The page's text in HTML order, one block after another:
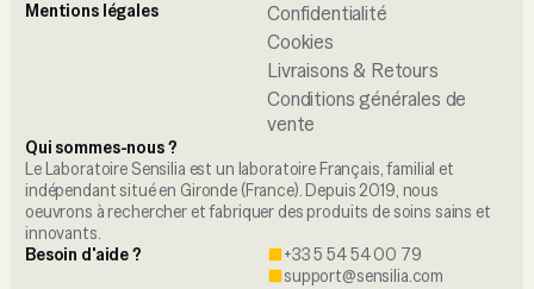
Mentions légales
Confidentialité
Cookies
Livraisons & Retours
Conditions générales de
vente
Qui sommes-nous ?
Le Laboratoire Sensilia est un laboratoire Français, familial et
indépendant situé en Gironde (France). Depuis 2019, nous
oeuvrons à rechercher et fabriquer des produits de soins sains et
innovants.
Besoin d'aide ?
+33 5 54 54 00 79
support@sensilia.com